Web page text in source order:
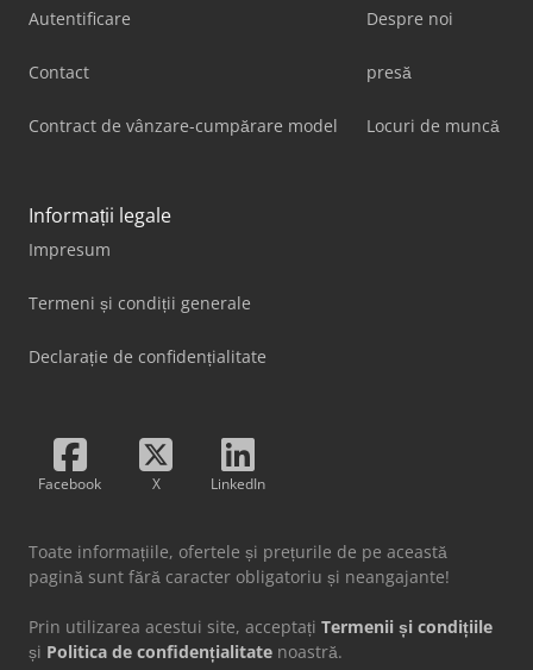
Autentificare
Contact
Contract de vânzare-cumpărare model
Despre noi
presă
Locuri de muncă
Informații legale
Impresum
Termeni și condiții generale
Declarație de confidențialitate
Facebook X LinkedIn
Toate informațiile, ofertele și prețurile de pe această
pagină sunt fără caracter obligatoriu și neangajante!
Prin utilizarea acestui site, acceptați Termenii și condițiile
și Politica de confidențialitate noastră.